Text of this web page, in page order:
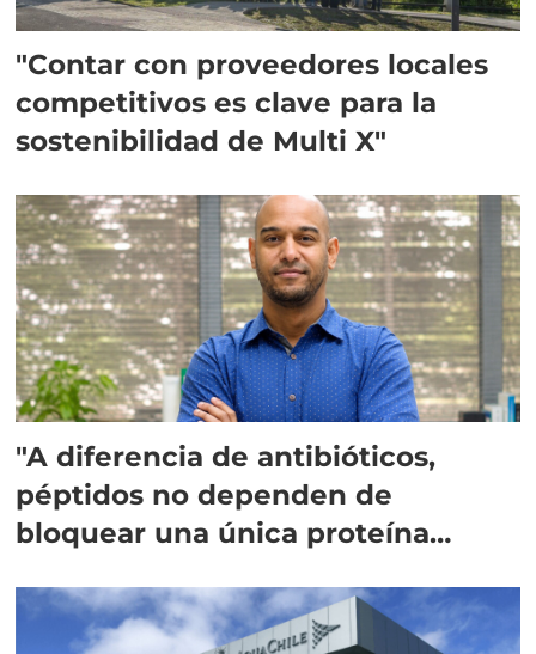
"Contar con proveedores locales
competitivos es clave para la
sostenibilidad de Multi X"
"A diferencia de antibióticos,
péptidos no dependen de
bloquear una única proteína